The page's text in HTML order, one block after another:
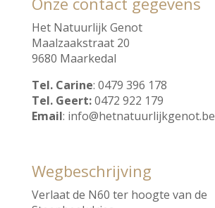
Het Natuurlijk Genot
Maalzaakstraat 20
9680 Maarkedal
Tel. Carine: 0479 396 178
Tel. Geert:0472 922 179
Email: info@hetnatuurlijkgenot.be
Wegbeschrijving
Verlaat de N60 ter hoogte van de